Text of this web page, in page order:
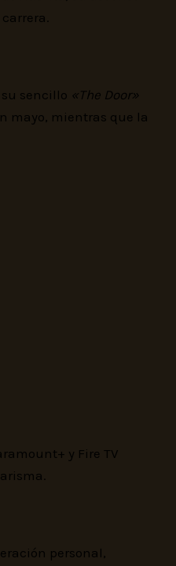
sencillo «The Door»
mayo, mientras que la
y Fire TV
personal,